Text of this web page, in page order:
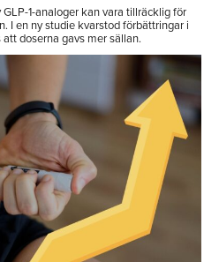
1-analoger kan vara tillräcklig för
I en ny studie kvarstod förbättringar i
doserna gavs mer sällan.